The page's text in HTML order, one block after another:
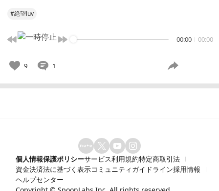
#絶望luv
00:00 00:00
9 1
個人情報保護ポリシーサービス利用規約特定商取引法
資金決済法に基づく表示コミュニティガイドライン採用情報
ヘルプセンター